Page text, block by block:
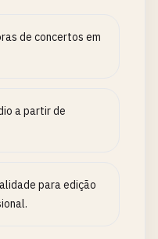
de concertos em
a partir de
para edição